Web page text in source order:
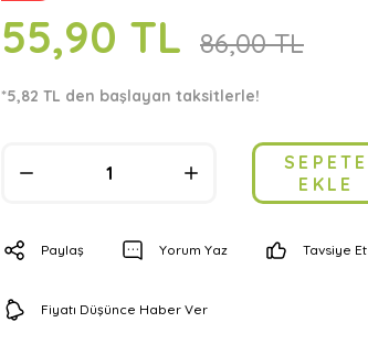
55,90 TL 86,00 TL
*5,82 TL den başlayan taksitlerle!
SEPETE
EKLE
Paylaş Yorum Yaz Tavsiye Et
Fiyatı Düşünce Haber Ver